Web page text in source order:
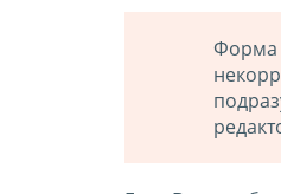
Форма